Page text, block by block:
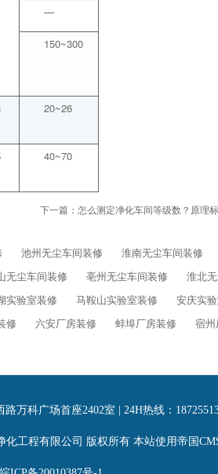
—
150~300
20~26
40~70
下一篇：怎么测定净化车间等级数？原理
池州无尘车间装修 淮南无尘车间装修
无尘车间装修 亳州无尘车间装修 淮北
实验室装修 马鞍山实验室装修 安庆实
修 六安厂房装修 蚌埠厂房装修 宿
科广场首座2402室 | 24H热线：
化工程有限公司 版权所有 本站使用帝国